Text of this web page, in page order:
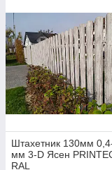
Штахетник 130мм
мм 3-D Ясен
RAL